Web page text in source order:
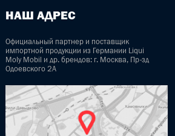
НАШ АДРЕС
Официальный партнер и поставщик
импортной продукции из Германии Liqui
Moly Mobil и др. брендов: г. Москва, Пр-зд
Одоевского 2А